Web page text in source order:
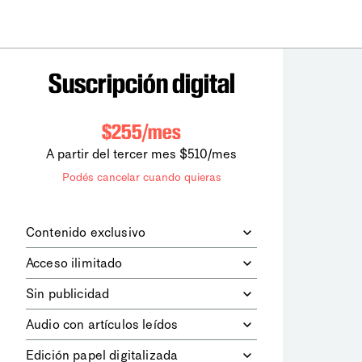
Suscripción digital
$255/mes
A partir del tercer mes $510/mes
Podés cancelar cuando quieras
Contenido exclusivo
digitales dela diaria
los contenidos de Le Monde
diplomatique.
Acceso ilimitado
contenidos.
Sin publicidad
publicitarios.
Audio con artículos leídos
Edición papel digitalizada